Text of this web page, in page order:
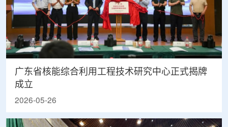
广东省核能综合利用工程技术研究中心正式揭牌
成立
2026-05-26